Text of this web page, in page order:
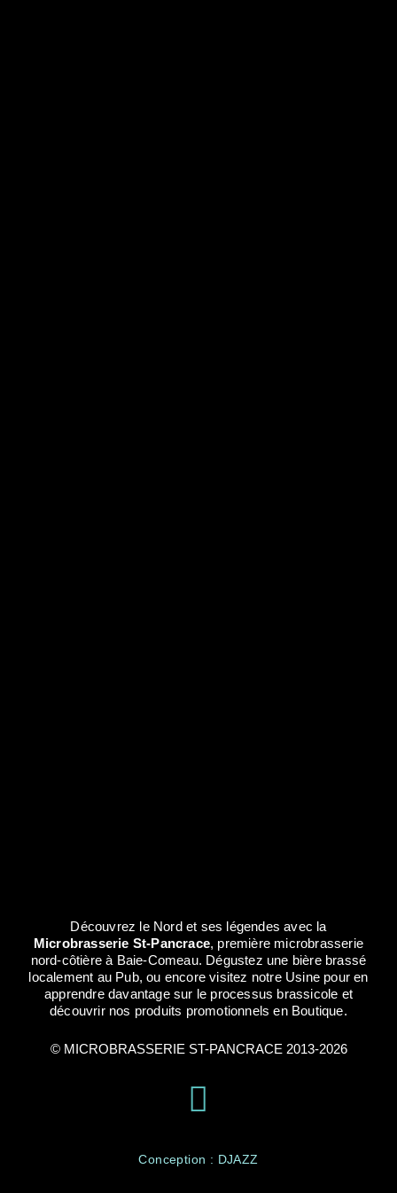
Découvrez le Nord et ses légendes avec la
Microbrasserie St-Pancrace, première microbrasserie
nord-côtière à Baie-Comeau. Dégustez une bière brassé
localement au Pub, ou encore visitez notre Usine pour en
apprendre davantage sur le processus brassicole et
découvrir nos produits promotionnels en Boutique.
© MICROBRASSERIE ST-PANCRACE 2013-2026
Conception : DJAZZ